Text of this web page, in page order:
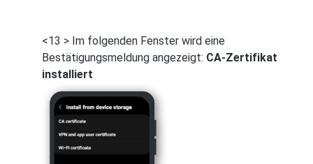
<13 > Im folgenden Fenster wird eine
Bestätigungsmeldung angezeigt: CA-Zertifikat
installiert